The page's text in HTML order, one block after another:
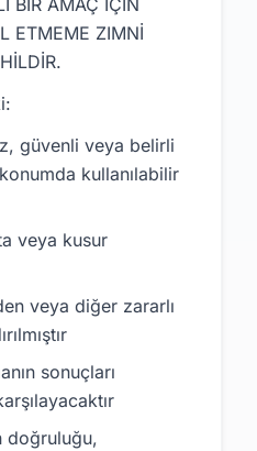
BİR AMAÇ İÇİN
ETMEME ZIMNİ
güvenli veya belirli
kullanılabilir
veya kusur
veya diğer zararlı
sonuçları
doğruluğu,